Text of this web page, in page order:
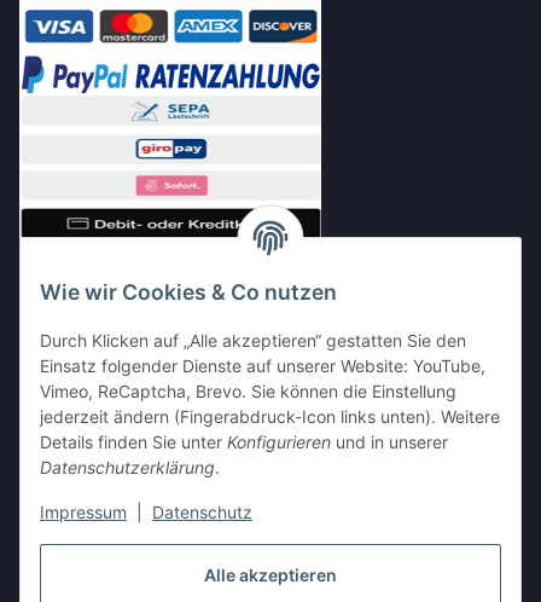
Alle akzeptieren
Wie wir Cookies & Co nutzen
Durch Klicken auf „Alle akzeptieren“ gestatten Sie den
Einsatz folgender Dienste auf unserer Website: YouTube,
Vimeo, ReCaptcha, Brevo. Sie können die Einstellung
jederzeit ändern (Fingerabdruck-Icon links unten). Weitere
Details finden Sie unter Konfigurieren und in unserer
Datenschutzerklärung.
Impressum Datenschutz
Shop Partnerseiten
Vertrag widerrufen